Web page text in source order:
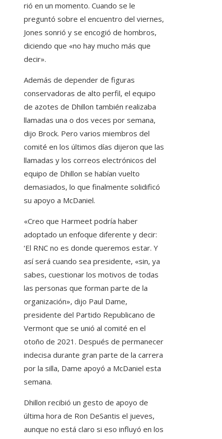
rió en un momento. Cuando se le
preguntó sobre el encuentro del viernes,
Jones sonrió y se encogió de hombros,
diciendo que «no hay mucho más que
decir».
Además de depender de figuras
conservadoras de alto perfil, el equipo
de azotes de Dhillon también realizaba
llamadas una o dos veces por semana,
dijo Brock. Pero varios miembros del
comité en los últimos días dijeron que las
llamadas y los correos electrónicos del
equipo de Dhillon se habían vuelto
demasiados, lo que finalmente solidificó
su apoyo a McDaniel.
«Creo que Harmeet podría haber
adoptado un enfoque diferente y decir:
‘El RNC no es donde queremos estar. Y
así será cuando sea presidente, «sin, ya
sabes, cuestionar los motivos de todas
las personas que forman parte de la
organización», dijo Paul Dame,
presidente del Partido Republicano de
Vermont que se unió al comité en el
otoño de 2021. Después de permanecer
indecisa durante gran parte de la carrera
por la silla, Dame apoyó a McDaniel esta
semana.
Dhillon recibió un gesto de apoyo de
última hora de Ron DeSantis el jueves,
aunque no está claro si eso influyó en los